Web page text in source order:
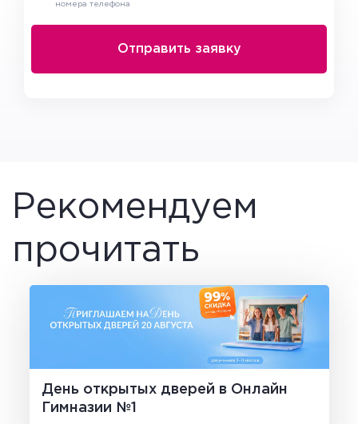
номера телефона
Рекомендуем
прочитать
День открытых дверей в Онлайн
Гимназии №1